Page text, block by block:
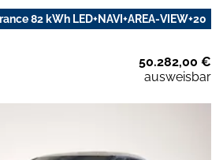
82 kWh LED+NAVI+AREA-VIEW+20
50.282,00 €
ausweisbar